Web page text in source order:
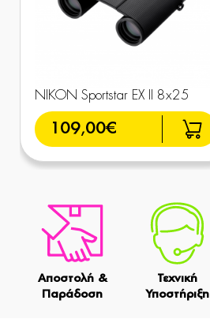
NIKON Sportstar EX II 8x25
109,00€
Αποστολή &
Παράδοση
Τεχνική
Υποστήριξη